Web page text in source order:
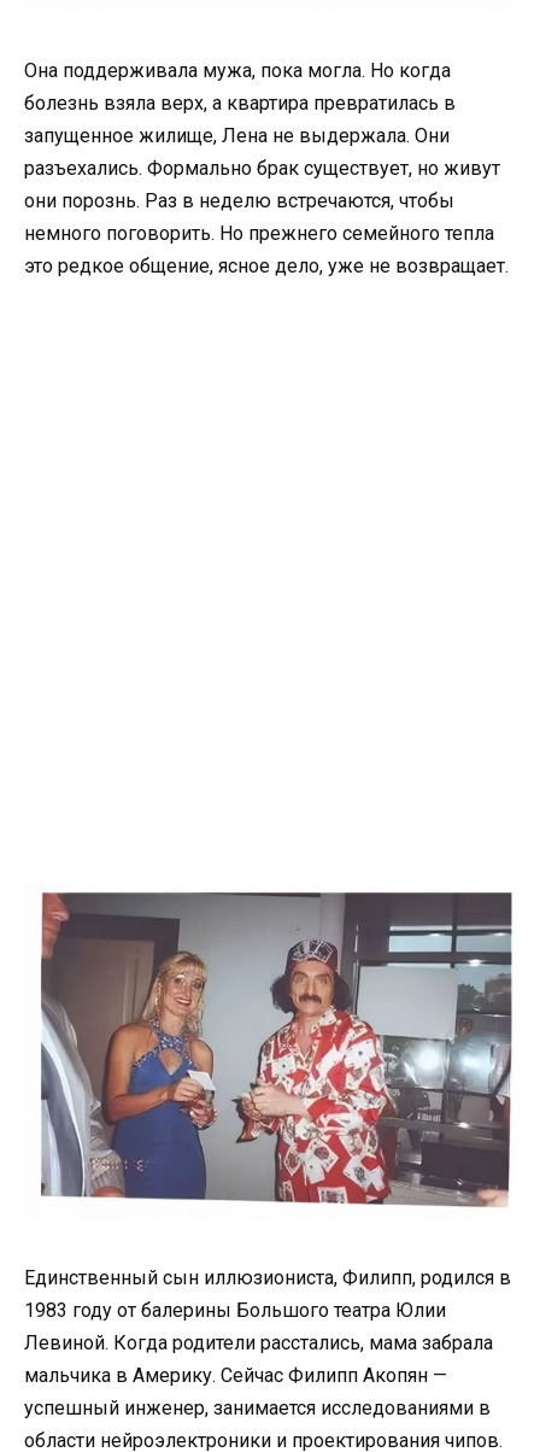
Она поддерживала мужа, пока могла. Но когда
болезнь взяла верх, а квартира превратилась в
запущенное жилище, Лена не выдержала. Они
разъехались. Формально брак существует, но живут
они порознь. Раз в неделю встречаются, чтобы
немного поговорить. Но прежнего семейного тепла
это редкое общение, ясное дело, уже не возвращает.
Единственный сын иллюзиониста, Филипп, родился в
1983 году от балерины Большого театра Юлии
Левиной. Когда родители расстались, мама забрала
мальчика в Америку. Сейчас Филипп Акопян —
успешный инженер, занимается исследованиями в
области нейроэлектроники и проектирования чипов.